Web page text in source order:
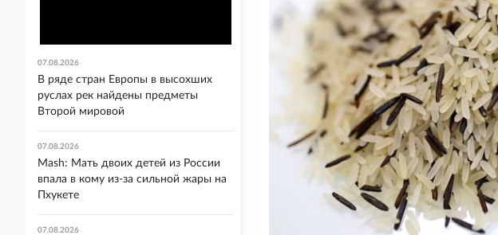
07.08.2026
В ряде стран Европы в высохших
руслах рек найдены предметы
Второй мировой
07.08.2026
Mash: Мать двоих детей из России
впала в кому из-за сильной жары на
Пхукете
07.08.2026